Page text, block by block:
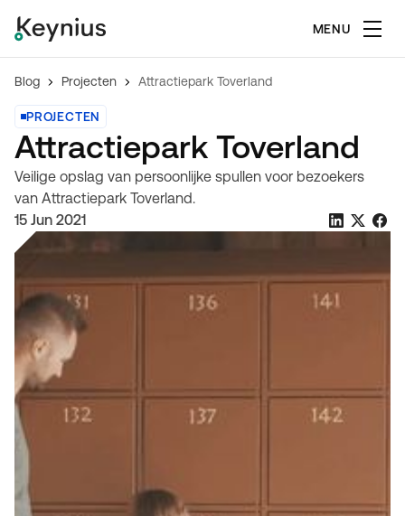
MENU
Blog Projecten Attractiepark Toverland
PROJECTEN
Attractiepark Toverland
Veilige opslag van persoonlijke spullen voor bezoekers
van Attractiepark Toverland.
15 Jun 2021